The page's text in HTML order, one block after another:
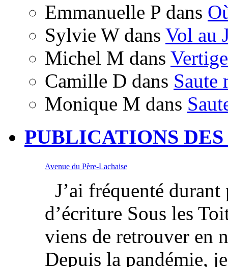
Emmanuelle P dans
Sylvie Wdans Vol au
Michel M dans
Camille D dans Saute
Monique M dans
PUBLICATIONS
Avenue du Père-Lachaise
J’ai fréquenté
d’écriture Sous les
viens de retrouver en
Depuis la pandémie,